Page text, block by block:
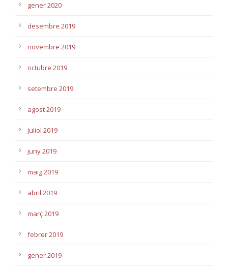
gener 2020
desembre 2019
novembre 2019
octubre 2019
setembre 2019
agost 2019
juliol 2019
juny 2019
maig 2019
abril 2019
març 2019
febrer 2019
gener 2019